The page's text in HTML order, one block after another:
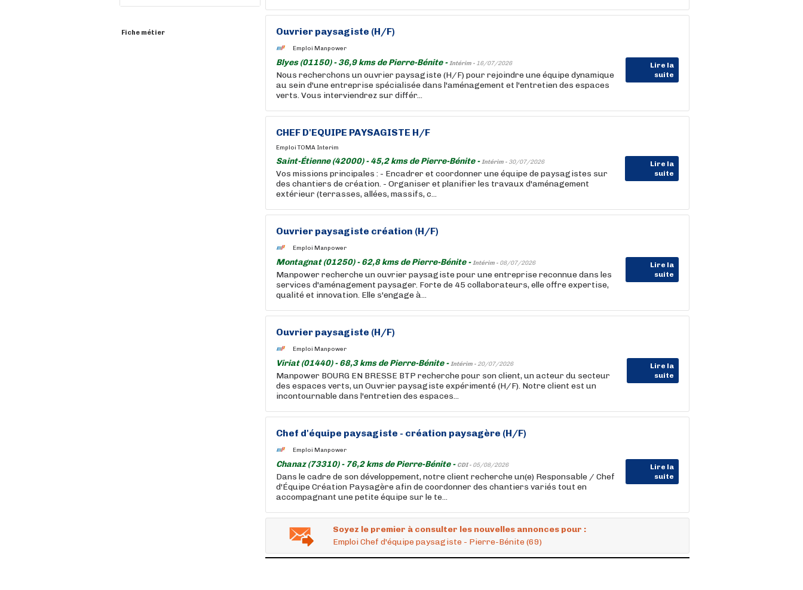
Fiche métier Ouvrier paysagiste (H/F)
Emploi Manpower
Blyes (01150) - 36,9 kms de Pierre-Bénite -Intérim - 16/07/2026
Lire la
suite
Nous recherchons un ouvrier paysagiste (H/F) pour rejoindre une équipe dynamique
au sein d'une entreprise spécialisée dans l'aménagement et l'entretien des espaces
verts. Vous interviendrez sur différ...
CHEF D'EQUIPE PAYSAGISTE H/F
Emploi TOMA Interim
Saint-Étienne (42000) - 45,2 kms de Pierre-Bénite -Intérim - 30/07/2026
Lire la
suite
Vos missions principales : - Encadrer et coordonner une équipe de paysagistes sur
des chantiers de création. - Organiser et planifier les travaux d'aménagement
extérieur (terrasses, allées, massifs, c...
Ouvrier paysagiste création (H/F)
Emploi Manpower
Montagnat (01250) - 62,8 kms de Pierre-Bénite -Intérim - 08/07/2026
Lire la
suite
Manpower recherche un ouvrier paysagiste pour une entreprise reconnue dans les
services d'aménagement paysager. Forte de 45 collaborateurs, elle offre expertise,
qualité et innovation. Elle s'engage à...
Ouvrier paysagiste (H/F)
Emploi Manpower
Viriat (01440) - 68,3 kms de Pierre-Bénite -Intérim - 20/07/2026
Lire la
suite
Manpower BOURG EN BRESSE BTP recherche pour son client, un acteur du secteur
des espaces verts, un Ouvrier paysagiste expérimenté (H/F). Notre client est un
incontournable dans l'entretien des espaces...
Chef d'équipe paysagiste - création paysagère (H/F)
Emploi Manpower
Chanaz (73310) - 76,2 kms de Pierre-Bénite - CDI - 05/08/2026
Lire la
suite
Dans le cadre de son développement, notre client recherche un(e) Responsable / Chef
d'Équipe Création Paysagère afin de coordonner des chantiers variés tout en
accompagnant une petite équipe sur le te...
Soyez le premier à consulter les nouvelles annonces pour :
Emploi Chef d'équipe paysagiste - Pierre-Bénite (69)